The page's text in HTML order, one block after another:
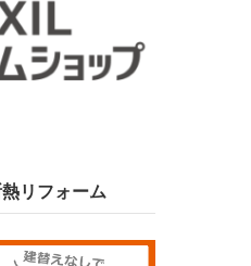
リフォーム